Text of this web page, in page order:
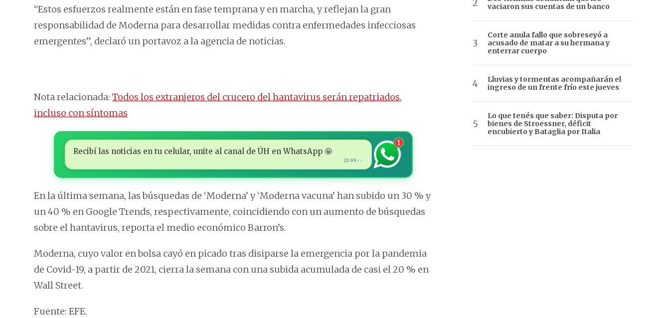
“Estos esfuerzos realmente están en fase temprana y en marcha, y reflejan la gran
responsabilidad de Moderna para desarrollar medidas contra enfermedades infecciosas
emergentes”, declaró un portavoz a la agencia de noticias.
Nota relacionada: Todos los extranjeros del crucero del hantavirus serán repatriados,
incluso con síntomas
Recibí las noticias en tu celular, unite al canal de ÚH en WhatsApp 🤩
23:09 ✓✓
1
En la última semana, las búsquedas de ‘Moderna’ y ‘Moderna vacuna’ han subido un 30 % y
un 40 % en Google Trends, respectivamente, coincidiendo con un aumento de búsquedas
sobre el hantavirus, reporta el medio económico Barron’s.
Moderna, cuyo valor en bolsa cayó en picado tras disiparse la emergencia por la pandemia
de Covid-19, a partir de 2021, cierra la semana con una subida acumulada de casi el 20 % en
Wall Street.
Fuente: EFE.
vaciaron sus cuentas de un banco
Corte anula fallo que sobreseyó a
acusado de matar a su hermana y
enterrar cuerpo
Lluvias y tormentas acompañarán el
ingreso de un frente frío este jueves
Lo que tenés que saber: Disputa por
bienes de Stroessner, déficit
encubierto y Bataglia por Italia